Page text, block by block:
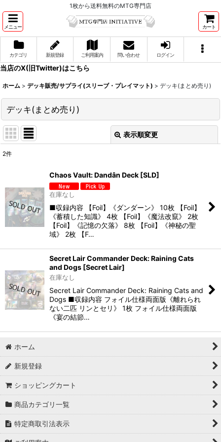
1枚から送料無料のMTG専門店
メニュー カート
カテゴリ 新規登録 ご利用案内 問い合わせ ログイン
当店のX(旧Twitter)はこちら
ホーム > デッキ販売/サプライ(スリーブ・プレイマット) > デッキ(まとめ売り)
デッキ(まとめ売り)
表示順変更
並び順:
絞り込む
2件
Chaos Vault: Dandân Deck [SLD]
在庫なし
■収録内容 【Foil】《ダンダーン》 10枚 【Foil】
《蓄積した知識》 4枚 【Foil】《魔法改竄》 2枚
【Foil】《記憶の欠落》 8枚 【Foil】《神秘の聖
域》 2枚 【F…
Secret Lair Commander Deck: Raining Cats
and Dogs [Secret Lair]
在庫なし
Secret Lair Commander Deck: Raining Cats and
Dogs ■収録内容 フォイル仕様両面版《離れられ
ない二匹 リンとセリ》 1枚 フォイル仕様両面版
《宴の結節…
ホーム
新規登録
ショッピングカート
商品カテゴリ一覧
特定商取引法表示